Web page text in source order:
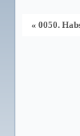
« 0050.